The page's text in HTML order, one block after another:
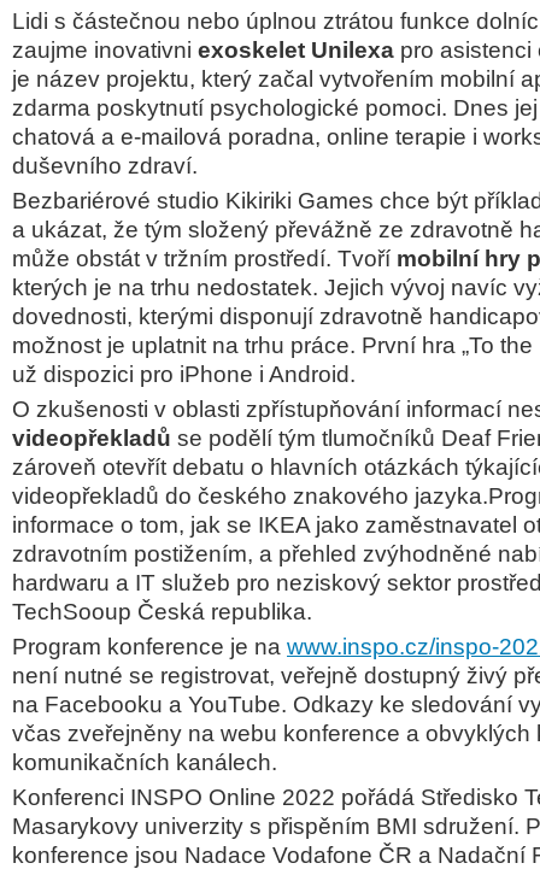
Lidi s částečnou nebo úplnou ztrátou funkce
zaujme inovativni exoskelet Unilexa pro asistenci
je název projektu, který začal vytvořením mobilní
zdarma poskytnutí psychologické pomoci. Dnes
chatová a e-mailová poradna, online terapie i
duševního zdraví.
Bezbariérové studio Kikiriki Games chce být
a ukázat, že tým složený převážně ze zdravotně
může obstát v tržním prostředí. Tvoří mobilní hry
kterých je na trhu nedostatek. Jejich vývoj navíc
dovednosti, kterými disponují zdravotně
možnost je uplatnit na trhu práce. První hra „To the
už dispozici pro iPhone i Android.
O zkušenosti v oblasti zpřístupňování informací
videopřekladů se podělí tým tlumočníků Deaf
zároveň otevřít debatu o hlavních otázkách
videopřekladů do českého znakového
informace o tom, jak se IKEA jako zaměstnavatel
zdravotním postižením, a přehled zvýhodněné
hardwaru a IT služeb pro neziskový sektor
TechSooup Česká republika.
Program konference je na www.inspo.cz/inspo-
není nutné se registrovat, veřejně dostupný živý
na Facebooku a YouTube. Odkazy ke sledování
včas zveřejněny na webu konference a obvyklých
komunikačních kanálech.
Konferenci INSPO Online 2022 pořádá Středisko
Masarykovy univerzity s přispěním BMI sdružení.
konference jsou Nadace Vodafone ČR a Nadační